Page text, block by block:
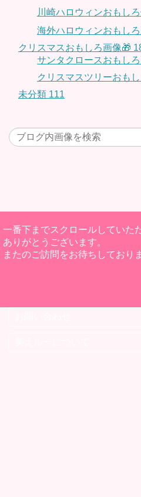
川崎ハロウィンおもしろ
海外ハロウィンおもしろ
クリスマスおもしろ画像🎁
サンタクロースおもし
クリスマスツリーおも
未分類 111
一番下までスクロールしていた
ありがとうございます。
またのご訪問をお待ちしており